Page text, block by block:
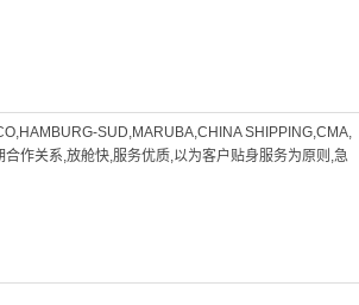
SUD,MARUBA,CHINA SHIPPING,CMA,
作关系,放舱快,服务优质,以为客户贴身服务为原则,急